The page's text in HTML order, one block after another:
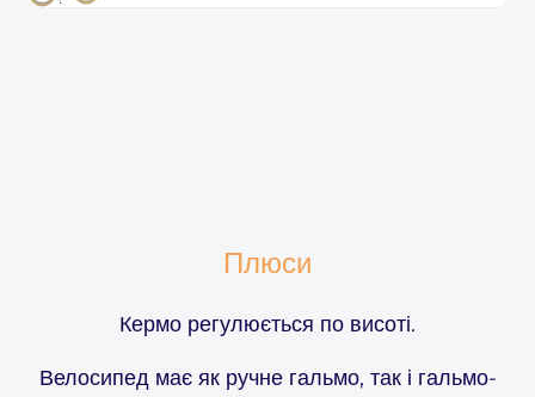
Плюси
Кермо регулюється по висоті.
Велосипед має як ручне гальмо, так і гальмо-